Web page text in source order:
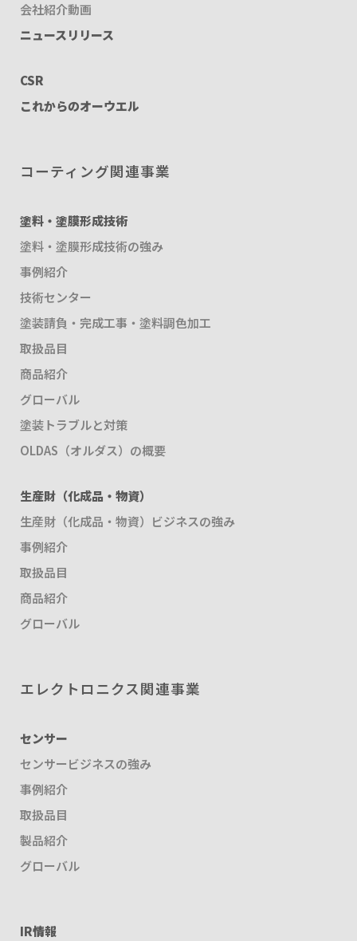
会社紹介動画
ニュースリリース
CSR
これからのオーウエル
コーティング関連事業
塗料・塗膜形成技術
塗料・塗膜形成技術の強み
事例紹介
技術センター
塗装請負・完成工事・塗料調色加工
取扱品目
商品紹介
グローバル
塗装トラブルと対策
OLDAS（オルダス）の概要
生産財（化成品・物資）
生産財（化成品・物資）ビジネスの強み
事例紹介
取扱品目
商品紹介
グローバル
エレクトロニクス関連事業
センサー
センサービジネスの強み
事例紹介
取扱品目
製品紹介
グローバル
IR情報